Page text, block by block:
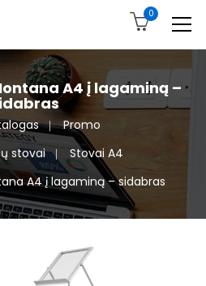
0
A4 į lagaminą –
Promo
stovai
Stovai A4
A4 į lagaminą – sidabras